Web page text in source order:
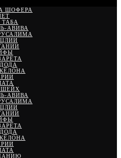
ШОФЕРА
АВИВА
АВИВА